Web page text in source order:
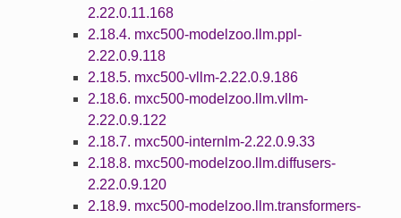
2.22.0.11.168
2.18.4. mxc500-modelzoo.llm.ppl-
2.22.0.9.118
2.18.5. mxc500-vllm-2.22.0.9.186
2.18.6. mxc500-modelzoo.llm.vllm-
2.22.0.9.122
2.18.7. mxc500-internlm-2.22.0.9.33
2.18.8. mxc500-modelzoo.llm.diffusers-
2.22.0.9.120
2.18.9. mxc500-modelzoo.llm.transformers-